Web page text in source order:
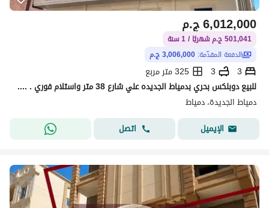
ج.م6,012,000
501,041 ج.م شهريًا / 1 سنة
الدفعة المقدّمة: 3,006,000 ج.م
3
3
325 متر مربع
للبيع دوبلكس بحري بدمياط الجديده علي شارع 38 متر واستلام فوري . . . . الحق احجز وحدتك دلوقتي
دمياط الجديدة، دمياط
الإيميل
اتصل